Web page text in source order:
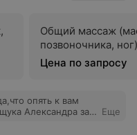
Общий массаж
позвоночника, ног)
Цена по запросу
опять к вам
Александра за
Еще